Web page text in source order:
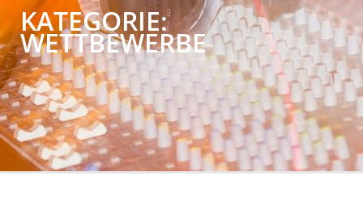
KATEGORIE:
WETTBEWERBE